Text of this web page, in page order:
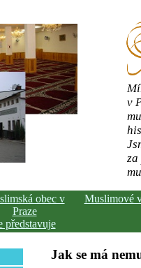
v
obec v
Praze
představuje
Muslimové
Jak se má